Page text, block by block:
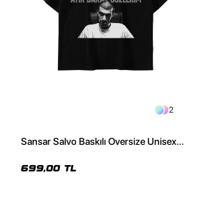
2
Sansar Salvo Baskılı Oversize Unisex
699,00 TL